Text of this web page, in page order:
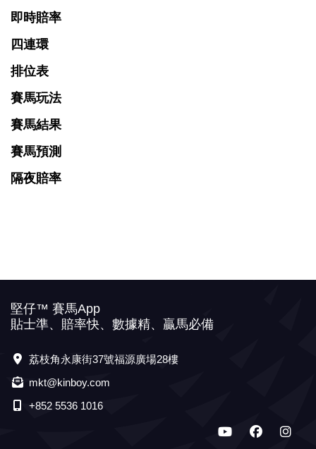
即時賠率
四連環
排位表
賽馬玩法
賽馬結果
賽馬預測
隔夜賠率
堅仔™ 賽馬App
貼士準、賠率快、數據精、贏馬必備
荔枝角永康街37號福源廣場28樓
mkt@kinboy.com
+852 5536 1016